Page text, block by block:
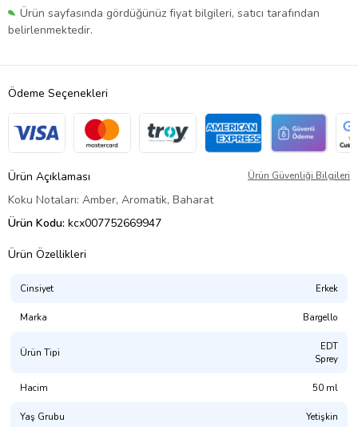
Ürün sayfasında gördüğünüz fiyat bilgileri, satıcı tarafından
belirlenmektedir.
Ödeme Seçenekleri
Ürün Açıklaması Ürün Güvenliği Bilgileri
Koku Notaları: Amber, Aromatik, Baharat
Ürün Kodu: kcx007752669947
Ürün Özellikleri
Cinsiyet Erkek
Marka Bargello
Ürün Tipi
EDT
Sprey
Hacim 50 ml
Yaş Grubu Yetişkin